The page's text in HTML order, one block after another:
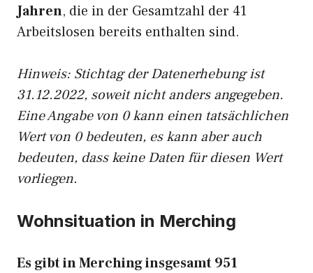
Jahren, die in der Gesamtzahl der 41
Arbeitslosen bereits enthalten sind.
Hinweis: Stichtag der Datenerhebung ist
31.12.2022, soweit nicht anders angegeben.
Eine Angabe von 0 kann einen tatsächlichen
Wert von 0 bedeuten, es kann aber auch
bedeuten, dass keine Daten für diesen Wert
vorliegen.
Wohnsituation in Merching
Es gibt in Merching insgesamt 951